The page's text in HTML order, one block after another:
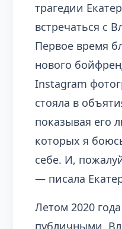
трагедии
встречаться с
Первое время
нового
Instagram
стояла в
показывая его
которых я
себе. И,
— писала
Летом 2020
публичными.